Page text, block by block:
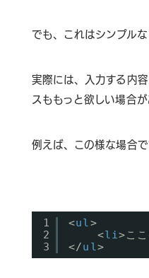
でも、これはシンプル
実際には、入力する内
スももっと欲しい場合が
例えば、この様な場合で
1
2
3
<ul>
<li>こ
</ul>